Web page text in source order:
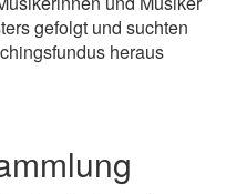
gefolgt und suchten
heraus